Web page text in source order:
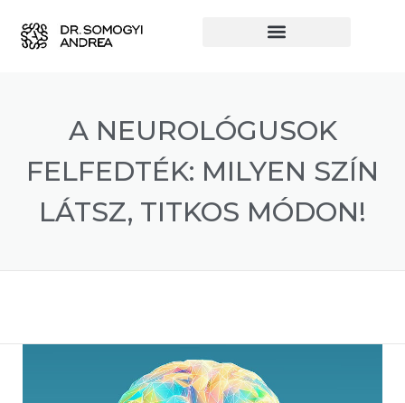
A NEUROLÓGUSOK
FELFEDTÉK: MILYEN SZÍN
LÁTSZ, TITKOS MÓDON!